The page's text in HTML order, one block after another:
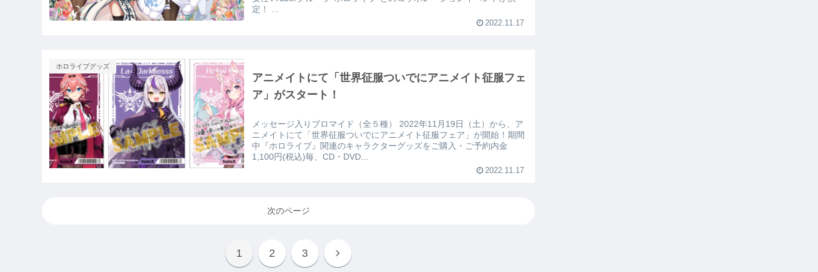
2022.11.17
ホロライブグッズ
アニメイトにて「世界征服ついでにアニメイト征服フェ
ア」がスタート！
メッセージ入りブロマイド（全５種） 2022年11月19日（土）から、ア
ニメイトにて「世界征服ついでにアニメイト征服フェア」が開始！期間
中『ホロライブ』関連のキャラクターグッズをご購入・ご予約内金
1,100円(税込)毎、CD・DVD...
2022.11.17
次のページ
1 2 3